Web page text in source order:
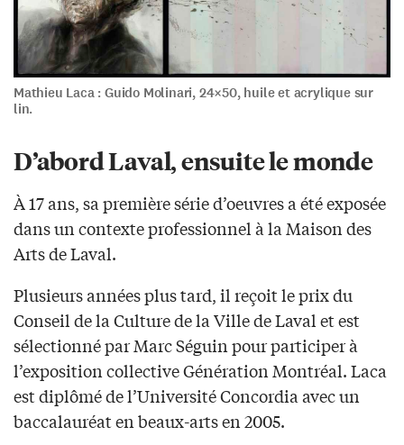
Mathieu Laca : Guido Molinari, 24×50, huile et acrylique sur
lin.
D’abord Laval, ensuite le monde
À 17 ans, sa première série d’oeuvres a été exposée
dans un contexte professionnel à la Maison des
Arts de Laval.
Plusieurs années plus tard, il reçoit le prix du
Conseil de la Culture de la Ville de Laval et est
sélectionné par Marc Séguin pour participer à
l’exposition collective Génération Montréal. Laca
est diplômé de l’Université Concordia avec un
baccalauréat en beaux-arts en 2005.